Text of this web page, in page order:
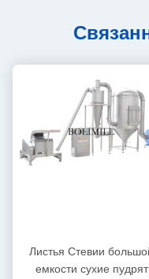
Листья Стевии
емкости сухие пудрят